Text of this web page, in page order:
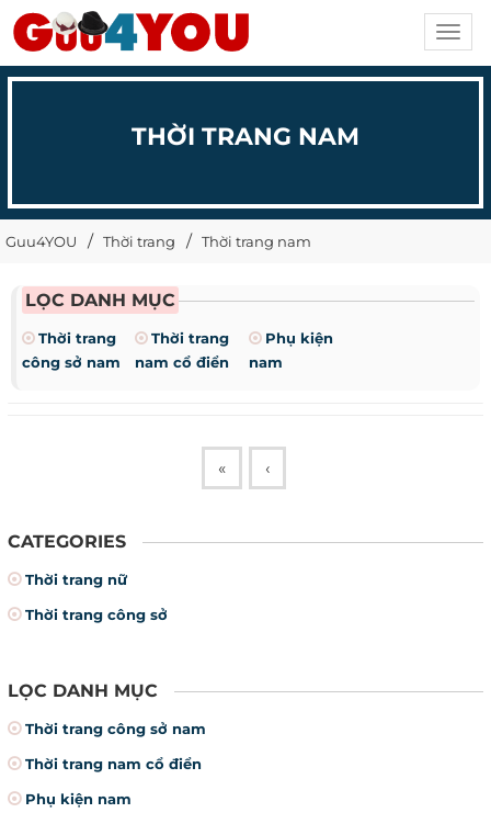
THỜI TRANG NAM
Guu4YOU Thời trang Thời trang nam
LỌC DANH MỤC
Thời trang
công sở nam
Thời trang
nam cổ điển
Phụ kiện
nam
« ‹
CATEGORIES
Thời trang nữ
Thời trang công sở
LỌC DANH MỤC
Thời trang công sở nam
Thời trang nam cổ điển
Phụ kiện nam